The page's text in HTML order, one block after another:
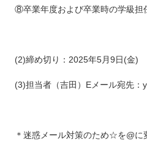
⑧卒業年度および卒業時の学級担
(2)締め切り：2025年5月9日(金)
(3)担当者（吉田）Eメール宛先
＊迷惑メール対策のため☆を@に